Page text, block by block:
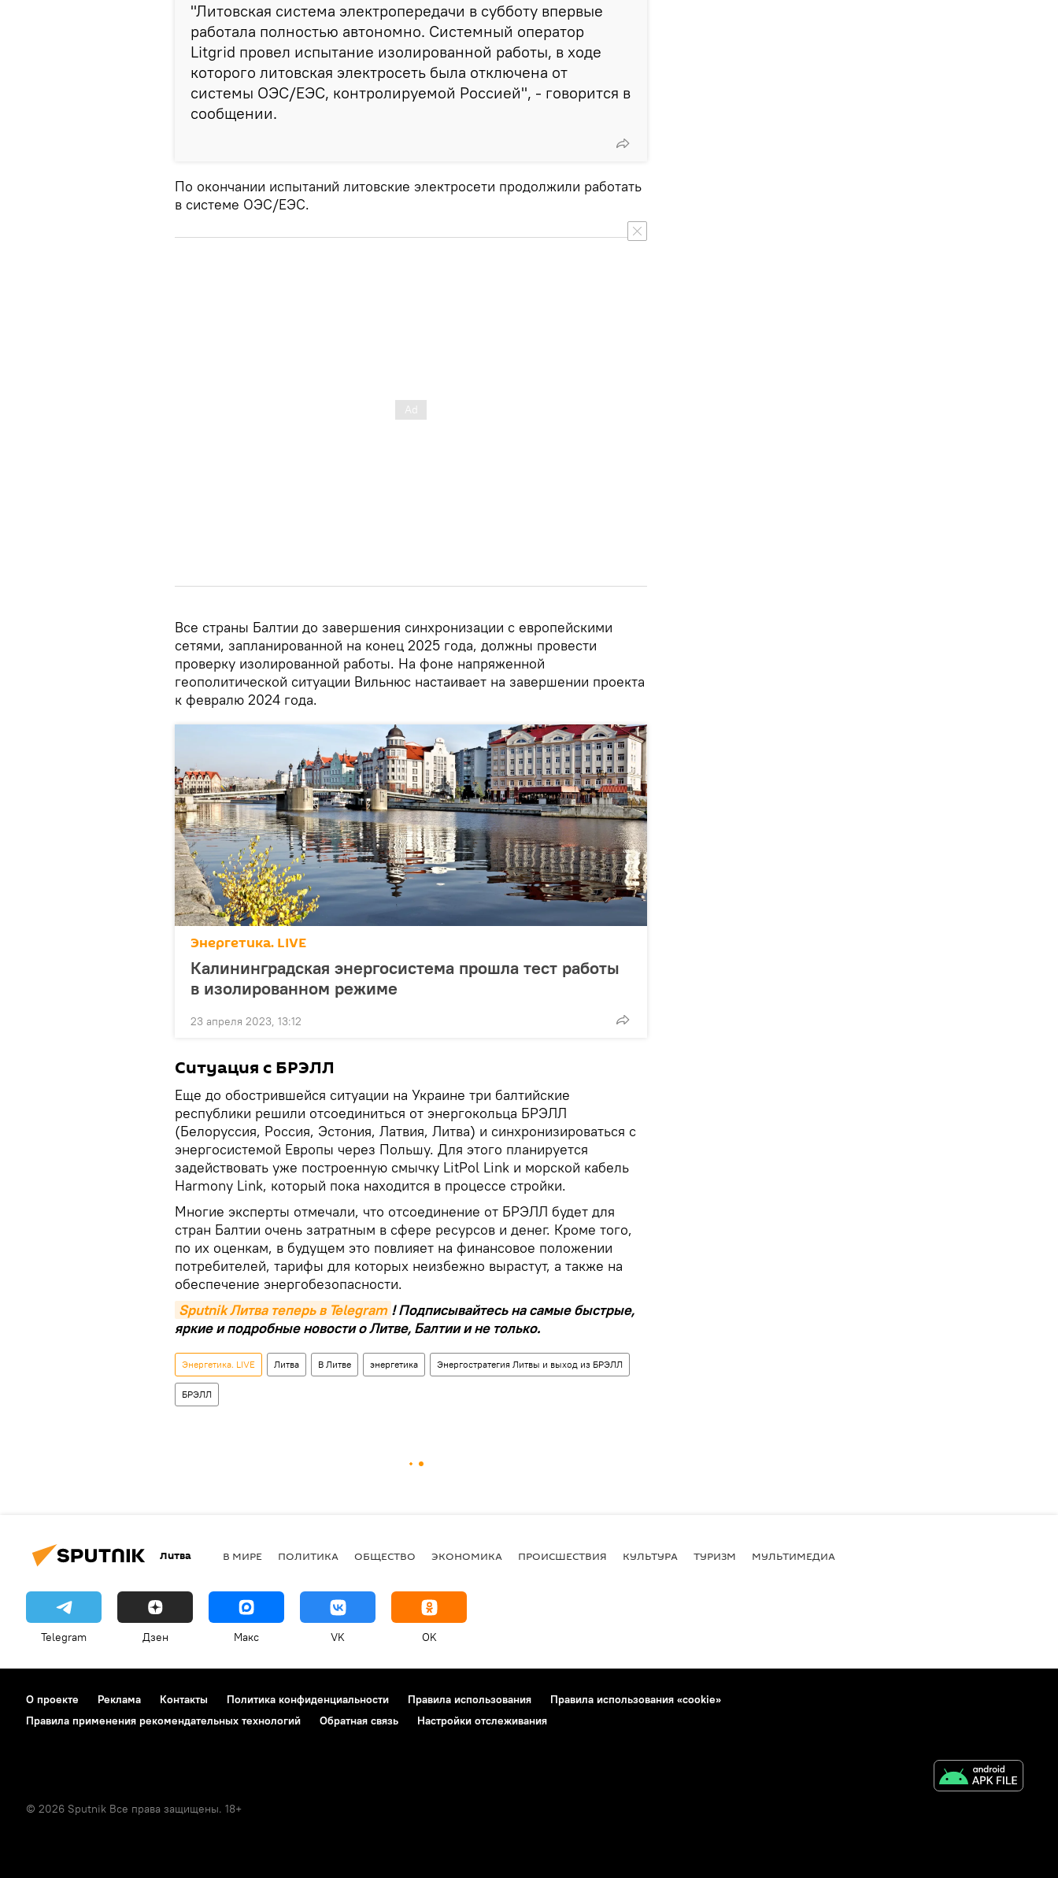
"Литовская система электропередачи в субботу впервые
работала полностью автономно. Системный оператор
Litgrid провел испытание изолированной работы, в ходе
которого литовская электросеть была отключена от
системы ОЭС/ЕЭС, контролируемой Россией", - говорится в
сообщении.
По окончании испытаний литовские электросети продолжили работать
в системе ОЭС/ЕЭС.
Все страны Балтии до завершения синхронизации с европейскими
сетями, запланированной на конец 2025 года, должны провести
проверку изолированной работы. На фоне напряженной
геополитической ситуации Вильнюс настаивает на завершении проекта
к февралю 2024 года.
Энергетика. LIVE
Калининградская энергосистема прошла тест работы
в изолированном режиме
23 апреля 2023, 13:12
Ситуация с БРЭЛЛ
Еще до обострившейся ситуации на Украине три балтийские
республики решили отсоединиться от энергокольца БРЭЛЛ
(Белоруссия, Россия, Эстония, Латвия, Литва) и синхронизироваться с
энергосистемой Европы через Польшу. Для этого планируется
задействовать уже построенную смычку LitPol Link и морской кабель
Harmony Link, который пока находится в процессе стройки.
Многие эксперты отмечали, что отсоединение от БРЭЛЛ будет для
стран Балтии очень затратным в сфере ресурсов и денег. Кроме того,
по их оценкам, в будущем это повлияет на финансовое положении
потребителей, тарифы для которых неизбежно вырастут, а также на
обеспечение энергобезопасности.
Sputnik Литва теперь в Telegram ! Подписывайтесь на самые быстрые,
яркие и подробные новости о Литве, Балтии и не только.
Энергетика. LIVE Литва В Литве энергетика Энергостратегия Литвы и выход из БРЭЛЛ
БРЭЛЛ
Литва В МИРЕ ПОЛИТИКА ОБЩЕСТВО ЭКОНОМИКА ПРОИСШЕСТВИЯ КУЛЬТУРА ТУРИЗМ МУЛЬТИМЕДИА
Telegram Дзен Макс VK OK
О проекте Реклама Контакты Политика конфиденциальности Правила использования
Правила использования «cookie»
Правила применения рекомендательных технологий
Обратная связь Настройки отслеживания
© 2026 Sputnik Все права защищены. 18+